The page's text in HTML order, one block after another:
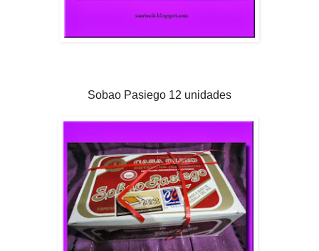
Sobao Pasiego 12 unidades